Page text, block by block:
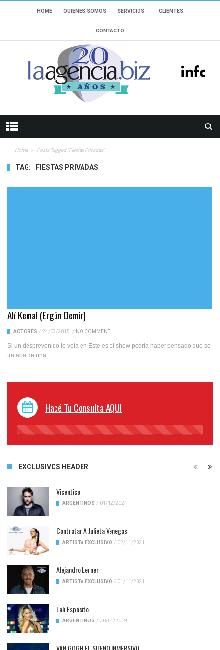
HOME QUIÉNES SOMOS SERVICIOS CLIENTES
CONTACTO
Home Posts Tagged "fiestas Privadas"
TAG: FIESTAS PRIVADAS
Alí Kemal (Ergün Demir)
ACTORES / 24/07/2015 / NO COMMENT
Si un desprevenido lo veía en Este es el show podría haber pensado que se
trataba de una...
Hacé Tu Consulta AQUI
45%
EXCLUSIVOS HEADER
Vicentico
ARGENTINOS / 01/12/2021
Contratar A Julieta Venegas
ARTISTA EXCLUSIVO / 02/11/2021
Alejandro Lerner
ARTISTA EXCLUSIVO / 01/11/2021
Lali Espósito
ARGENTINOS / 30/04/2019
VAN GOGH EL SUENO INMERSIVO